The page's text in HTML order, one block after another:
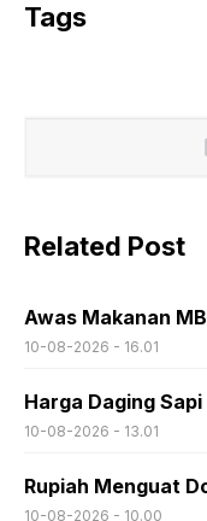
Tags
Related Post
Awas Makanan
10-08-2026 - 16.01
Harga Daging
10-08-2026 - 13.01
Rupiah Menguat
10-08-2026 - 10.00